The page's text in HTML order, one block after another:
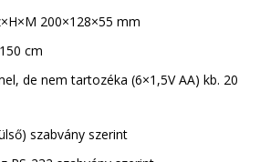
200×128×55 mm
cm
de nem tartozéka (6×1,5V AA) kb. 20
szabvány szerint